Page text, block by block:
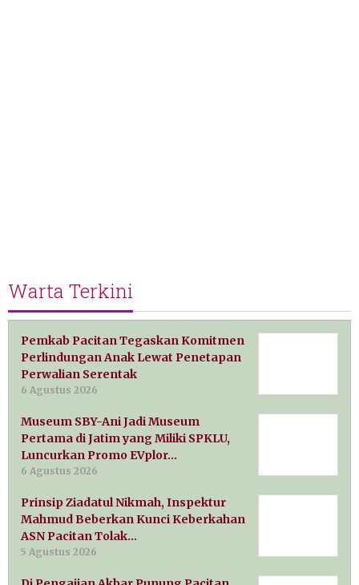
Warta Terkini
Pemkab Pacitan Tegaskan Komitmen
Perlindungan Anak Lewat Penetapan
Perwalian Serentak
6 Agustus 2026
Museum SBY-Ani Jadi Museum
Pertama di Jatim yang Miliki SPKLU,
Luncurkan Promo EVplor…
6 Agustus 2026
Prinsip Ziadatul Nikmah, Inspektur
Mahmud Beberkan Kunci Keberkahan
ASN Pacitan Tolak…
5 Agustus 2026